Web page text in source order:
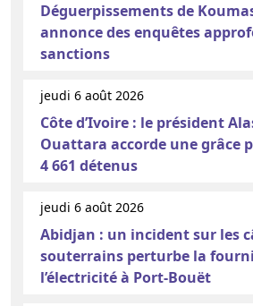
Déguerpissements de
annonce des enquêtes
sanctions
jeudi 6 août 2026
Côte d’Ivoire : le président
Ouattara accorde une grâce
4 661 détenus
jeudi 6 août 2026
Abidjan : un incident sur les
souterrains perturbe la
l’électricité à Port-Bouët